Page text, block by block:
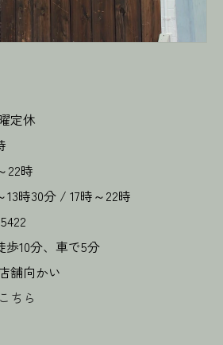
定休
時
30分 / 17時～22時
歩10分、車で5分
舗向かい
こちら